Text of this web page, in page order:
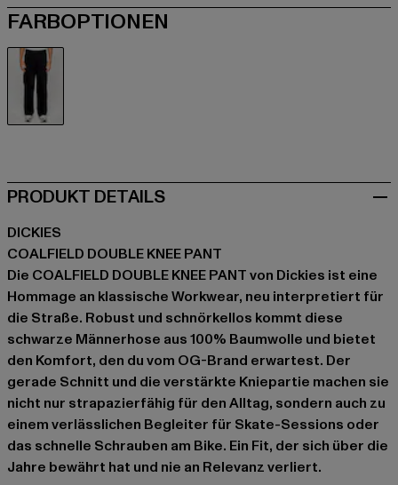
FARBOPTIONEN
PRODUKT DETAILS
DICKIES
COALFIELD DOUBLE KNEE PANT
Die COALFIELD DOUBLE KNEE PANT von Dickies ist eine
Hommage an klassische Workwear, neu interpretiert für
die Straße. Robust und schnörkellos kommt diese
schwarze Männerhose aus 100% Baumwolle und bietet
den Komfort, den du vom OG-Brand erwartest. Der
gerade Schnitt und die verstärkte Kniepartie machen sie
nicht nur strapazierfähig für den Alltag, sondern auch zu
einem verlässlichen Begleiter für Skate-Sessions oder
das schnelle Schrauben am Bike. Ein Fit, der sich über die
Jahre bewährt hat und nie an Relevanz verliert.